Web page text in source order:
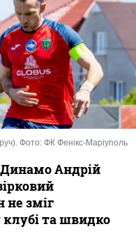
Фото: ФК Фенікс-Маріуполь
Динамо Андрій
не зміг
та швидко